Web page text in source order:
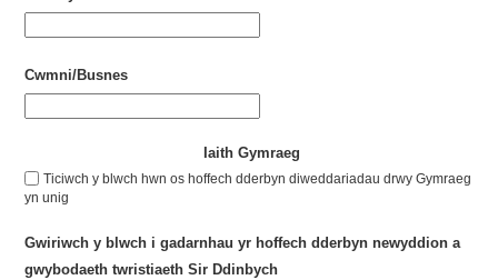
Cwmni/Busnes
Iaith Gymraeg
Ticiwch y blwch hwn os hoffech dderbyn diweddariadau drwy Gymraeg
yn unig
Gwiriwch y blwch i gadarnhau yr hoffech dderbyn newyddion a
gwybodaeth twristiaeth Sir Ddinbych